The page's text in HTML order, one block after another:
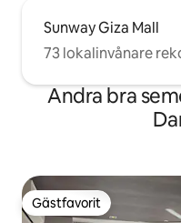
Sunway Giza Mall
73 lokalinvånare
Andra bra
Gästfavorit
Gästfavorit